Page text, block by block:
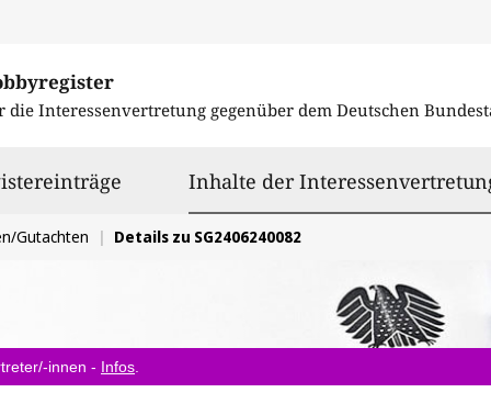
die Interessenvertretung gegenüber dem Deutschen
Inhalte der
Gutachten Details zu SG2406240082
innen - Infos